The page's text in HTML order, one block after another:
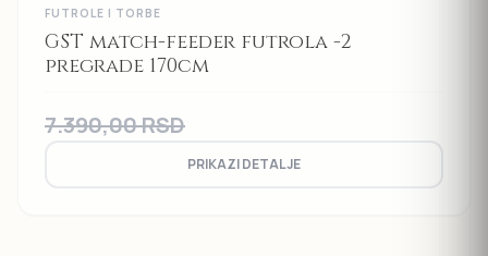
FUTROLE I TORBE
GST match-feeder futrola -2
pregrade 170cm
7.390,00RSD
PRIKAZI DETALJE